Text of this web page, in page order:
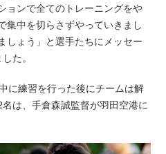
ョンで全てのトレーニングをや
集中を切らさずやっていきまし
しょう」と選手たちにメッセー
た。
に練習を行った後にチームは解
は、手倉森誠監督が羽田空港に